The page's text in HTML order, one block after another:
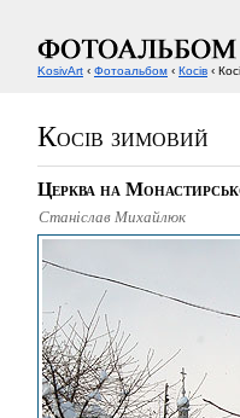
Косів зимовий
Церква на
Станіслав Михайлюк
KosivArt ‹ Фотоальбом ‹ Косів ‹